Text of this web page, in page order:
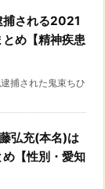
捕される2021
め【精神疾患
捕された鬼束ちひ
弘充(本名)は
【性別・愛知